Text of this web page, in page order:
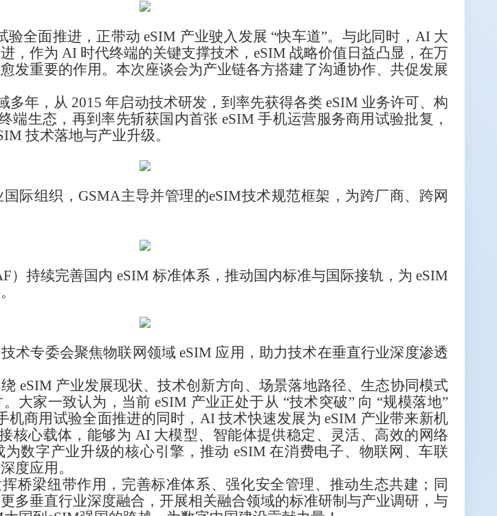
全面推进，正带动 eSIM 产业驶入发展 “快车道”。与此同时，AI 大
，作为 AI 时代终端的关键支撑技术，eSIM 战略价值日益凸显，在万
发重要的作用。本次座谈会为产业链各方搭建了沟通协作、共促发展
多年，从 2015 年启动技术研发，到率先获得各类 eSIM 业务许可、构
端生态，再到率先斩获国内首张 eSIM 手机运营服务商用试验批复，
技术落地与产业升级。
际组织，GSMA主导并管理的eSIM技术规范框架，为跨厂商、跨网
）持续完善国内 eSIM 标准体系，推动国内标准与国际接轨，为 eSIM
术专委会聚焦物联网领域 eSIM 应用，助力技术在垂直行业深度渗透
eSIM 产业发展现状、技术创新方向、场景落地路径、生态协同模式
大家一致认为，当前 eSIM 产业正处于从 “技术突破” 向 “规模落地”
机商用试验全面推进的同时，AI 技术快速发展为 eSIM 产业带来新机
心载体，能够为 AI 大模型、智能体提供稳定、灵活、高效的网络
数字产业升级的核心引擎，推动 eSIM 在消费电子、物联网、车联
度应用。
桥梁纽带作用，完善标准体系、强化安全管理、推动生态共建；同
多垂直行业深度融合，开展相关融合领域的标准研制与产业调研，与